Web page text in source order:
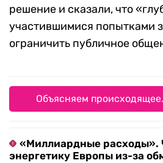
решение и сказали, что
участившимися попытками
ограничить публичное
Объясняем происходящее.
«Миллиардные расходы».
энергетику Европы из-за